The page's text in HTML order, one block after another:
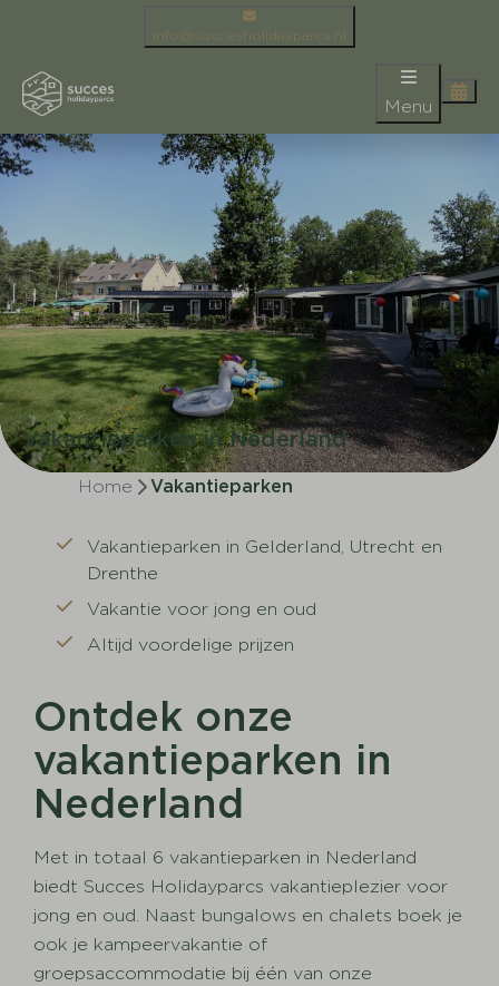
info@succesholidayparcs.nl
Menu
Vakantieparken in Nederland
Home Vakantieparken
Vakantieparken in Gelderland, Utrecht en
Drenthe
Vakantie voor jong en oud
Altijd voordelige prijzen
Ontdek onze
vakantieparken in
Nederland
Met in totaal 6 vakantieparken in Nederland
biedt Succes Holidayparcs vakantieplezier voor
jong en oud. Naast bungalows en chalets boek je
ook je kampeervakantie of
groepsaccommodatie bij één van onze